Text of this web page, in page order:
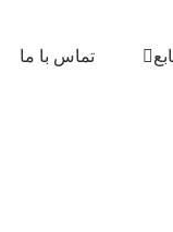
تماس با ما